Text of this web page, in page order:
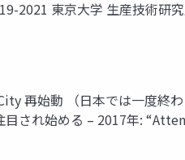
2021 東京大学 生産技術研
再始動 （日本では一度終
目され始める – 2017年: